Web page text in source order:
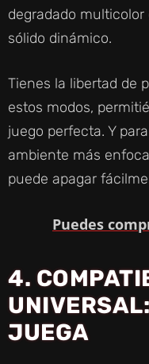
degradado
sólido dinámico.
Tienes la libertad de
estos modos,
juego perfecta. Y
ambiente más
puede apagar
Puedes
4.
JUEGA